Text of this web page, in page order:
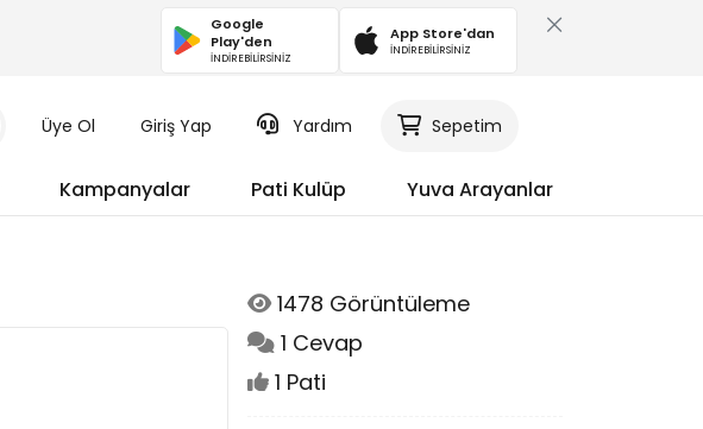
Google
Play'den
İNDİREBİLİRSİNİZ
App Store'dan
İNDİREBİLİRSİNİZ
Üye Ol Giriş Yap Yardım Sepetim
Kampanyalar Pati Kulüp Yuva Arayanlar
1478 Görüntüleme
1 Cevap
1 Pati